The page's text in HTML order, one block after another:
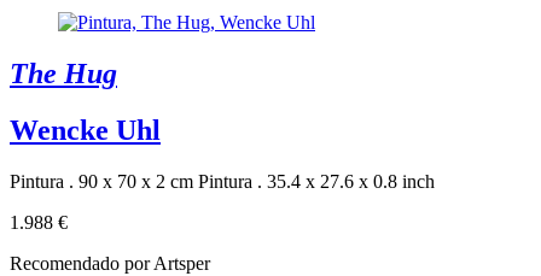
The Hug
Wencke Uhl
Pintura . 90 x 70 x 2 cm Pintura . 35.4 x 27.6 x 0.8 inch
1.988 €
Recomendado por Artsper